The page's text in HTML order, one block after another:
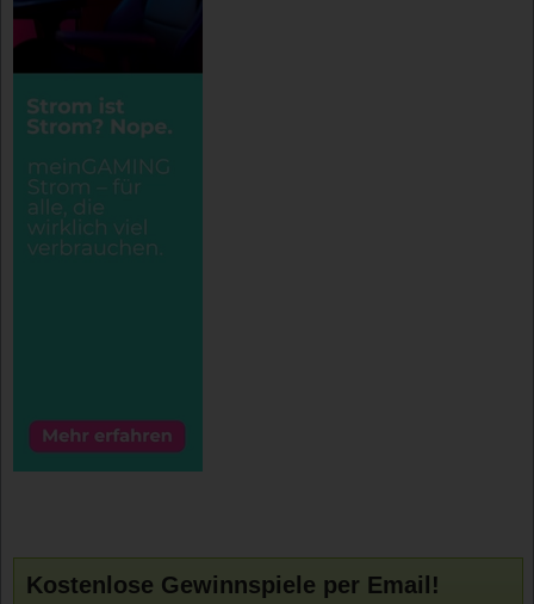
Kostenlose Gewinnspiele per Email!